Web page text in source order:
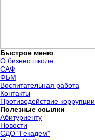
Быстрое меню
О бизнес школе
САФ
ФБМ
Воспитательная работа
Контакты
Противодействие коррупции
Полезные ссылки
Абитуриенту
Новости
СДО "Гекадем"